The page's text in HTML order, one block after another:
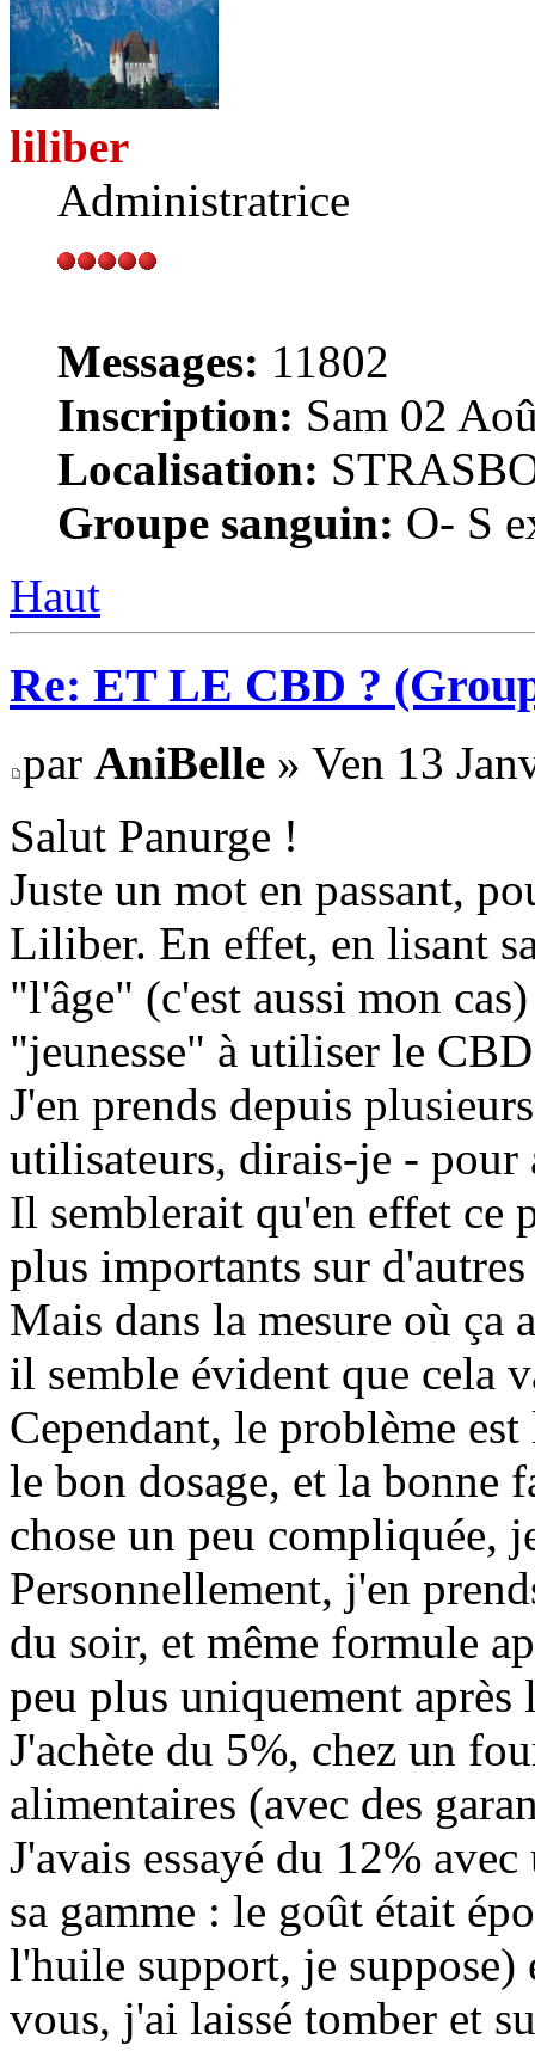
liliber
Administratrice
Messages: 11802
Inscription: Sam 02
Localisation:
Groupe sanguin: O- S
Haut
Re: ET LE CBD ?
par AniBelle » Ven 13
Salut Panurge !
Juste un mot en passant,
Liliber. En effet, en lisant
"l'âge" (c'est aussi mon
"jeunesse" à utiliser le
J'en prends depuis
utilisateurs, dirais-je -
Il semblerait qu'en effet ce
plus importants sur
Mais dans la mesure où ça
il semble évident que cela
Cependant, le problème
le bon dosage, et la bonne
chose un peu compliquée,
Personnellement, j'en
du soir, et même formule
peu plus uniquement après
J'achète du 5%, chez un
alimentaires (avec des
J'avais essayé du 12%
sa gamme : le goût était
l'huile support, je suppose)
vous, j'ai laissé tomber et